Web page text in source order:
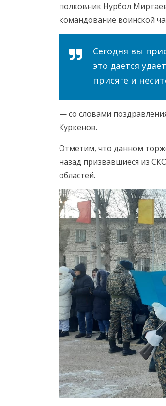
полковник Нурбол
командование воинской
Сегодня вы
это дается
присяге и
— со словами
Куркенов.
Отметим, что данном
назад призвавшиеся из
областей.